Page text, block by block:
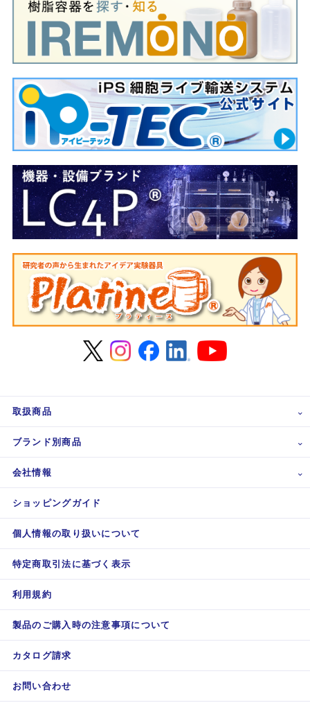
取扱商品
ブランド別商品
会社情報
ショッピングガイド
個人情報の取り扱いについて
特定商取引法に基づく表示
利用規約
製品のご購入時の注意事項について
カタログ請求
お問い合わせ